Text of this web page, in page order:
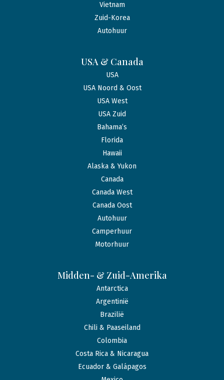
Vietnam
Zuid-Korea
Autohuur
USA & Canada
USA
USA Noord & Oost
USA West
USA Zuid
Bahama’s
Florida
Hawaii
Alaska & Yukon
Canada
Canada West
Canada Oost
Autohuur
Camperhuur
Motorhuur
Midden- & Zuid-Amerika
Antarctica
Argentinië
Brazilië
Chili & Paaseiland
Colombia
Costa Rica & Nicaragua
Ecuador & Galápagos